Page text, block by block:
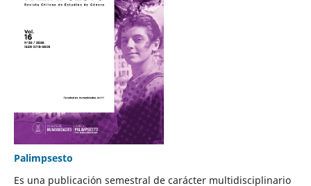
Palimpsesto
Es una publicación semestral de carácter multidisciplinario